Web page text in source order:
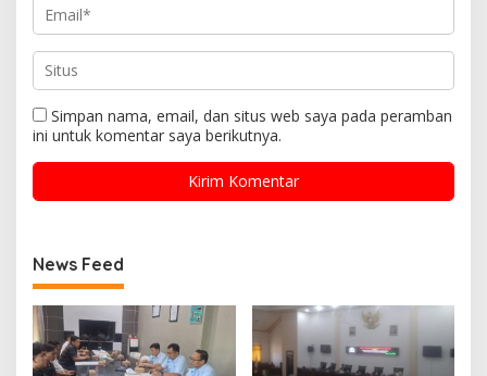
Simpan nama, email, dan situs web saya pada peramban
ini untuk komentar saya berikutnya.
News Feed